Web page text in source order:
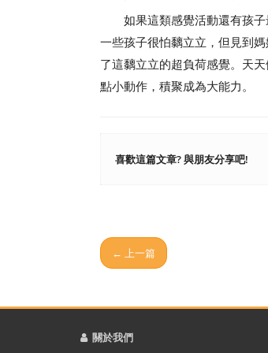
如果這類感覺活動還有孩子
一些孩子很怕黐立立，但見到
了這黐立立的超負荷感覺。天
點小動作，積聚成為大能力。
喜歡這篇文章? 與朋友分享吧!
← 上一篇
關於我們